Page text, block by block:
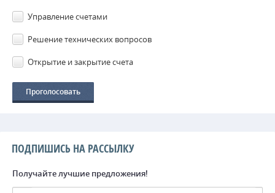
Управление счетами
Решение технических вопросов
Открытие и закрытие счета
ПОДПИШИСЬ НА РАССЫЛКУ
Получайте лучшие предложения!